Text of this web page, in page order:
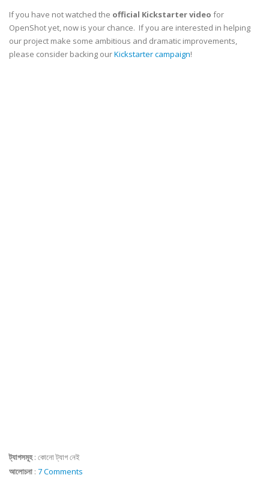
If you have not watched the official Kickstarter video for
OpenShot yet, now is your chance. If you are interested in helping
our project make some ambitious and dramatic improvements,
please consider backing ourKickstarter campaign!
ট্যাগসমূহ: কোনো ট্যাগ নেই
আলোচনা : 7 Comments